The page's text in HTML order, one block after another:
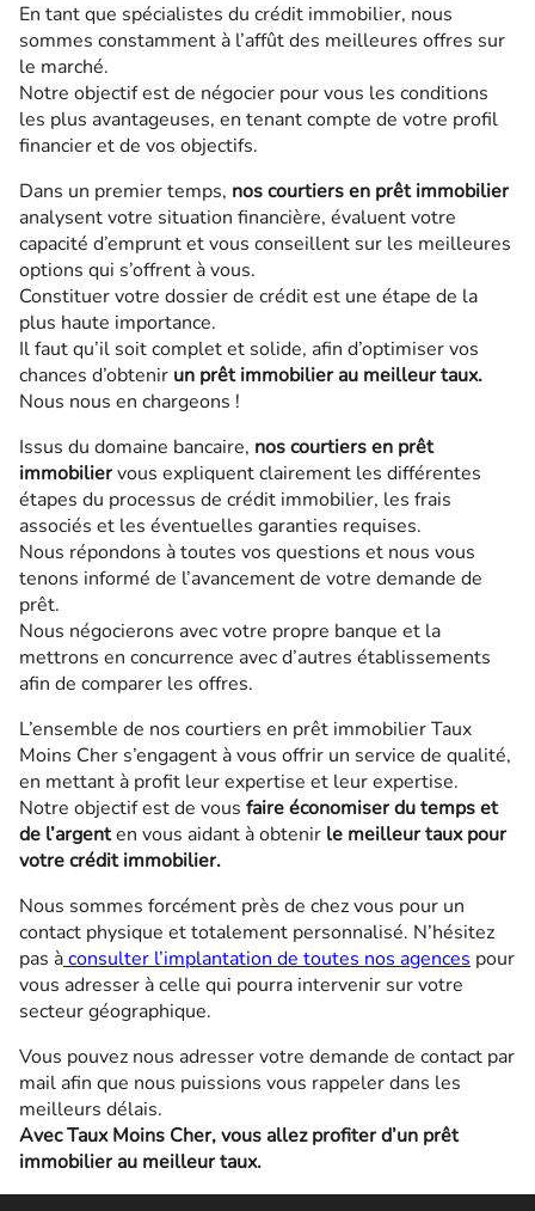
En tant que spécialistes du crédit immobilier, nous
sommes constamment à l’affût des meilleures offres sur
le marché.
Notre objectif est de négocier pour vous les conditions
les plus avantageuses, en tenant compte de votre profil
financier et de vos objectifs.
Dans un premier temps, nos courtiers en prêt immobilier
analysent votre situation financière, évaluent votre
capacité d’emprunt et vous conseillent sur les meilleures
options qui s’offrent à vous.
Constituer votre dossier de crédit est une étape de la
plus haute importance.
Il faut qu’il soit complet et solide, afin d’optimiser vos
chances d’obtenir un prêt immobilier au meilleur taux.
Nous nous en chargeons !
Issus du domaine bancaire, nos courtiers en prêt
immobiliervous expliquent clairement les différentes
étapes du processus de crédit immobilier, les frais
associés et les éventuelles garanties requises.
Nous répondons à toutes vos questions et nous vous
tenons informé de l’avancement de votre demande de
prêt.
Nous négocierons avec votre propre banque et la
mettrons en concurrence avec d’autres établissements
afin de comparer les offres.
L’ensemble de nos courtiers en prêt immobilier Taux
Moins Cher s’engagent à vous offrir un service de qualité,
en mettant à profit leur expertise et leur expertise.
Notre objectif est de vous faire économiser du temps et
de l’argenten vous aidant à obtenir le meilleur taux pour
votre crédit immobilier.
Nous sommes forcément près de chez vous pour un
contact physique et totalement personnalisé. N’hésitez
pas àconsulter l’implantation de toutes nos agences pour
vous adresser à celle qui pourra intervenir sur votre
secteur géographique.
Vous pouvez nous adresser votre demande de contact par
mail afin que nous puissions vous rappeler dans les
meilleurs délais.
Avec Taux Moins Cher, vous allez profiter d’un prêt
immobilier au meilleur taux.